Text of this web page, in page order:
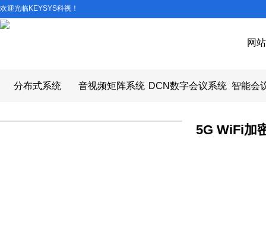
欢迎光临KEYSYS科视！
网
分布式系统 音视频矩阵系统 DCN数字会议系统 智能会
5G WiFi加